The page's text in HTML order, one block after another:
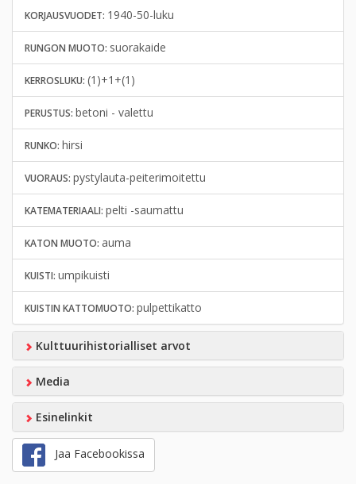
KORJAUSVUODET: 1940-50-luku
RUNGON MUOTO: suorakaide
KERROSLUKU: (1)+1+(1)
PERUSTUS: betoni - valettu
RUNKO: hirsi
VUORAUS: pystylauta-peiterimoitettu
KATEMATERIAALI: pelti -saumattu
KATON MUOTO: auma
KUISTI: umpikuisti
KUISTIN KATTOMUOTO: pulpettikatto
Kulttuurihistorialliset arvot
Media
Esinelinkit
Jaa Facebookissa